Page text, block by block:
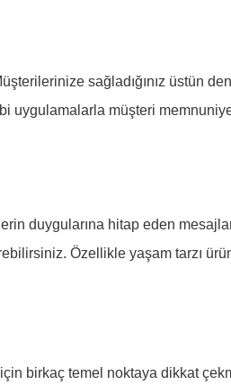
sağladığınız üstün
uygulamalarla müşteri
duygularına hitap eden
Özellikle yaşam tarzı
birkaç temel noktaya dikkat